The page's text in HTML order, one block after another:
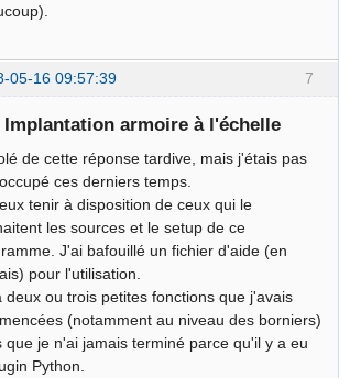
7
05-16 09:57:39
Implantation armoire à l'échelle
de cette réponse tardive, mais j'étais pas
ces derniers temps.
tenir à disposition de ceux qui le
les sources et le setup de ce
J'ai bafouillé un fichier d'aide (en
pour l'utilisation.
deux ou trois petites fonctions que j'avais
(notamment au niveau des borniers)
que je n'ai jamais terminé parce qu'il y a eu
Python.